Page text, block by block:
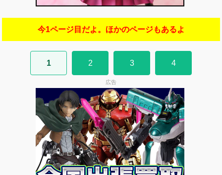
今1ページ目だよ。ほかのページもあるよ
1 2 3 4
広告